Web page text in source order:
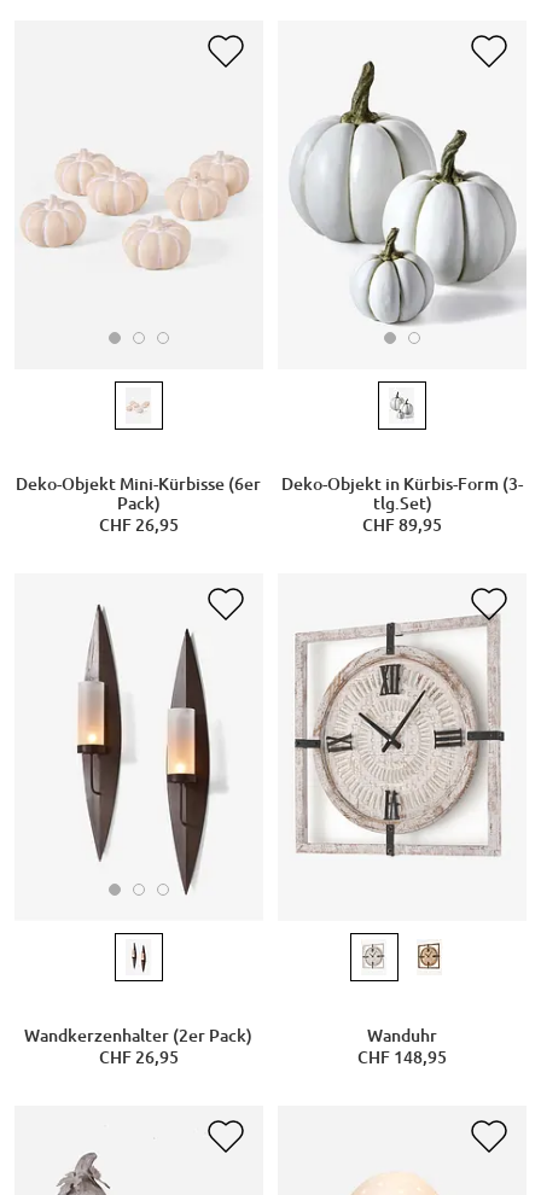
Deko-Objekt Mini-Kürbisse (6er
Pack)
CHF 26,95
Deko-Objekt in Kürbis-Form (3-
tlg.Set)
CHF 89,95
Wandkerzenhalter (2er Pack)
CHF 26,95
Wanduhr
CHF 148,95